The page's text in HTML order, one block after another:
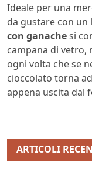
Ideale per una
da gustare con un
con ganachesi
campana di vetro,
ogni volta che se
cioccolato torna
appena uscita dal
ARTICOLI